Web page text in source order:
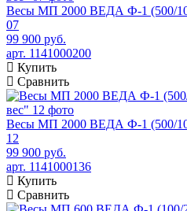
Весы МП 2000 ВЕДА Ф-1 (500/
07
99 900 руб.
арт. 1141000200
Купить
Сравнить
Весы МП 2000 ВЕДА Ф-1 (500/
12
99 900 руб.
арт. 1141000136
Купить
Сравнить